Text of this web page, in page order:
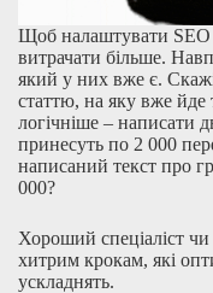
Щоб налаштувати SEO
витрачати більше.
який у них вже є.
статтю, на яку вже
логічніше – написати
принесуть по 2 000
написаний текст про
000?
Хороший спеціаліст
хитрим крокам, які
ускладнять.